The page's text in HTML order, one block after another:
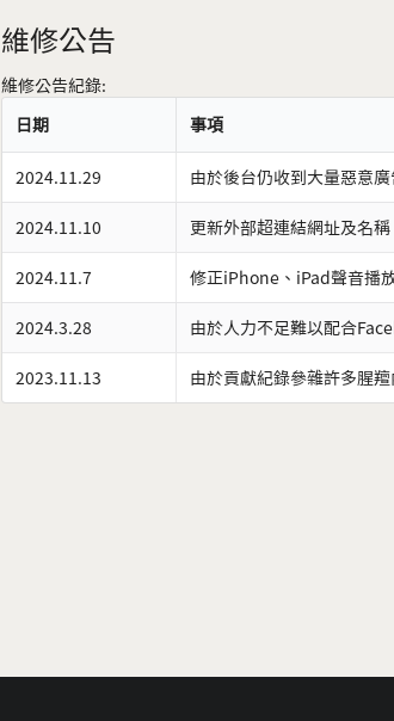
維修公告
維修公告紀錄:
日期
事項
2024.11.29 由於後台仍收到大量惡意
2024.11.10 更新外部超連結網址及名稱
2024.11.7 修正iPhone、iPad聲音播
2024.3.28 由於人力不足難以配合
2023.11.13 由於貢獻紀錄參雜許多腥